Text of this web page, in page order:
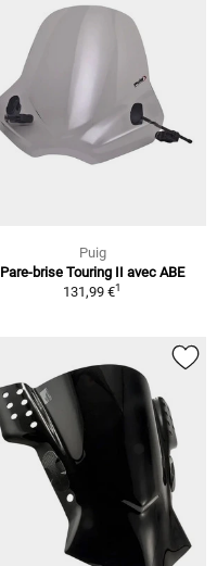
Puig
Pare-brise Touring II avec ABE
131,99 €1